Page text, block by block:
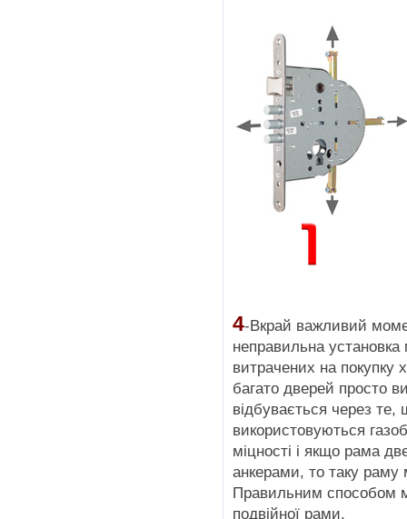
4-Вкрай важливий
неправильна установка
витрачених на покупку
багато дверей просто
відбувається через те,
використовуються
міцності і якщо рама
анкерами, то таку
Правильним способом
подвійної рами.